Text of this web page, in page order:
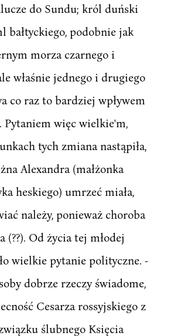
do Sundu; król duński
bałtyckiego, podobnie jak
morza czarnego i
właśnie jednego i drugiego
co raz to bardziej wpływem
Pytaniem więc wielkie'm,
tych zmiana nastąpiła,
Alexandra (małżonka
heskiego) umrzeć miała,
należy, ponieważ choroba
(??). Od życia tej młodej
wielkie pytanie polityczne. -
dobrze rzeczy świadome,
Cesarza rossyjskiego z
ślubnego Księcia